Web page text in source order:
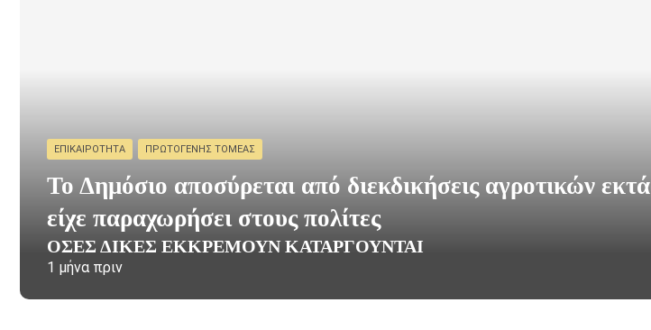
ΕΠΙΚΑΙΡΌΤΗΤΑ ΠΡΩΤΟΓΕΝΉΣ ΤΟΜΈΑΣ
Το Δημόσιο αποσύρεται από διεκδικήσεις αγροτικών
είχε παραχωρήσει στους πολίτες
ΌΣΕΣ ΔΊΚΕΣ ΕΚΚΡΕΜΟΎΝ ΚΑΤΑΡΓΟΎΝΤΑΙ
1 μήνα πριν